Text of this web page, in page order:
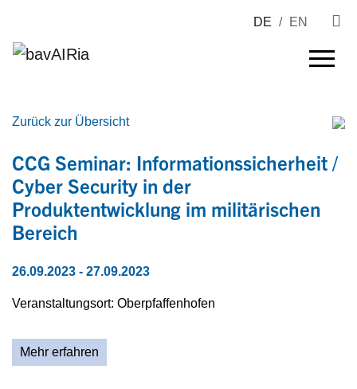
DE / EN
Zurück zur Übersicht
CCG Seminar: Informationssicherheit /
Cyber Security in der
Produktentwicklung im militärischen
Bereich
26.09.2023 - 27.09.2023
Veranstaltungsort: Oberpfaffenhofen
Mehr erfahren